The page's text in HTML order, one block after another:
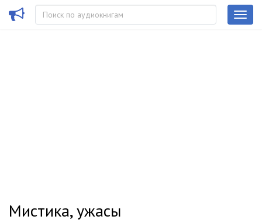
Мистика, ужасы